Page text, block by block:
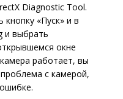
Diagnostic Tool.
«Пуск» и в
и выбрать
окне
работает, вы
с камерой,